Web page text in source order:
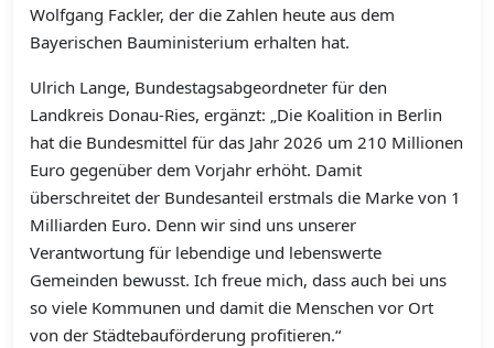
Wolfgang Fackler, der die Zahlen heute aus dem
Bayerischen Bauministerium erhalten hat.
Ulrich Lange, Bundestagsabgeordneter für den
Landkreis Donau-Ries, ergänzt: „Die Koalition in Berlin
hat die Bundesmittel für das Jahr 2026 um 210 Millionen
Euro gegenüber dem Vorjahr erhöht. Damit
überschreitet der Bundesanteil erstmals die Marke von 1
Milliarden Euro. Denn wir sind uns unserer
Verantwortung für lebendige und lebenswerte
Gemeinden bewusst. Ich freue mich, dass auch bei uns
so viele Kommunen und damit die Menschen vor Ort
von der Städtebauförderung profitieren.“